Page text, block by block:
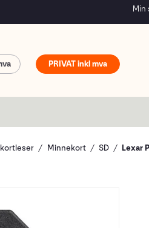
Min
PRIVAT
Minnekort SD Lexar